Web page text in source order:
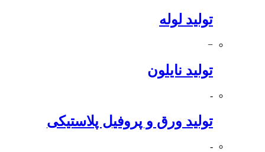
تولید لوله
−
تولید نایلون
-
تولید ورق و پروفیل پلاستیکی
-